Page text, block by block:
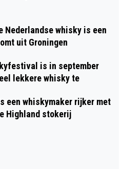
Nederlandse whisky is een
uit Groningen
is in september
lekkere whisky te
een whiskymaker rijker met
Highland stokerij